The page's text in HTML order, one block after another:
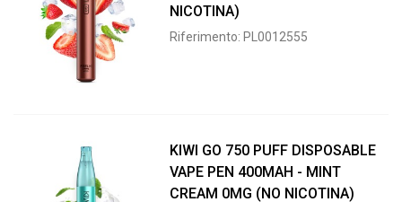
NICOTINA)
Riferimento: PL0012555
KIWI GO 750 PUFF DISPOSABLE
VAPE PEN 400MAH - MINT
CREAM 0MG (NO NICOTINA)